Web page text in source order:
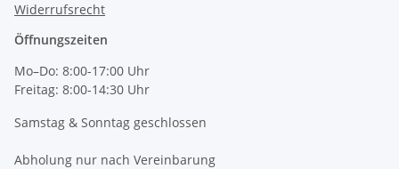
Widerrufsrecht
Öffnungszeiten
Mo–Do: 8:00-17:00 Uhr
Freitag: 8:00-14:30 Uhr
Samstag & Sonntag geschlossen
Abholung nur nach Vereinbarung